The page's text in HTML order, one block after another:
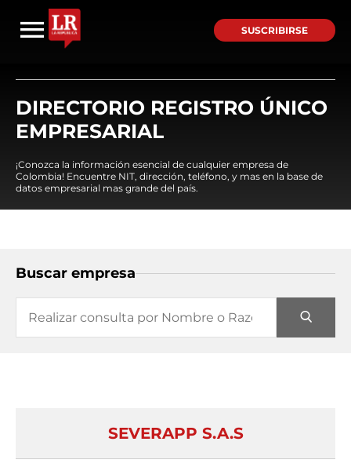
SUSCRIBIRSE
DIRECTORIO REGISTRO ÚNICO
EMPRESARIAL
¡Conozca la información esencial de cualquier empresa de
Colombia! Encuentre NIT, dirección, teléfono, y mas en la base de
datos empresarial mas grande del país.
Buscar empresa
SEVERAPP S.A.S